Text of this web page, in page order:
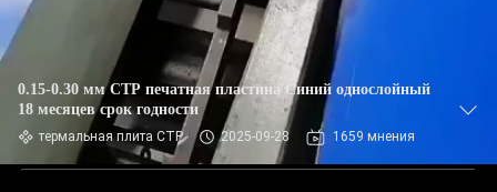
0.15-0.30 мм CTP печатная пластина Синий однослойный
18 месяцев срок годности
термальная плита CTP 2025-09-28 1659 мнения